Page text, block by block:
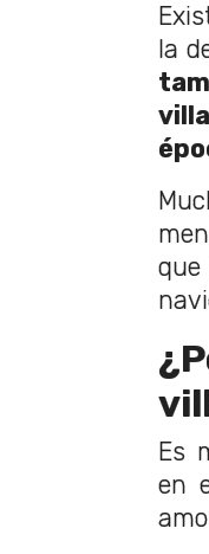
la
Es
en